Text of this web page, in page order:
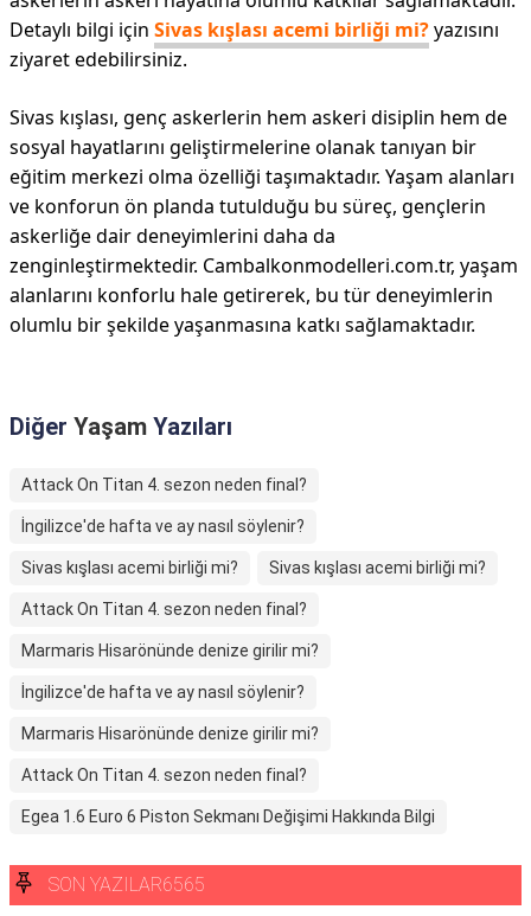
Detaylı bilgi için Sivas kışlası acemi birliği mi?yazısını
ziyaret edebilirsiniz.
Sivas kışlası, genç askerlerin hem askeri disiplin hem de
sosyal hayatlarını geliştirmelerine olanak tanıyan bir
eğitim merkezi olma özelliği taşımaktadır. Yaşam alanları
ve konforun ön planda tutulduğu bu süreç, gençlerin
askerliğe dair deneyimlerini daha da
zenginleştirmektedir. Cambalkonmodelleri.com.tr, yaşam
alanlarını konforlu hale getirerek, bu tür deneyimlerin
olumlu bir şekilde yaşanmasına katkı sağlamaktadır.
Diğer Yaşam Yazıları
Attack On Titan 4. sezon neden final?
İngilizce'de hafta ve ay nasıl söylenir?
Sivas kışlası acemi birliği mi? Sivas kışlası acemi birliği mi?
Attack On Titan 4. sezon neden final?
Marmaris Hisarönünde denize girilir mi?
İngilizce'de hafta ve ay nasıl söylenir?
Marmaris Hisarönünde denize girilir mi?
Attack On Titan 4. sezon neden final?
Egea 1.6 Euro 6 Piston Sekmanı Değişimi Hakkında Bilgi
SON YAZILAR6565